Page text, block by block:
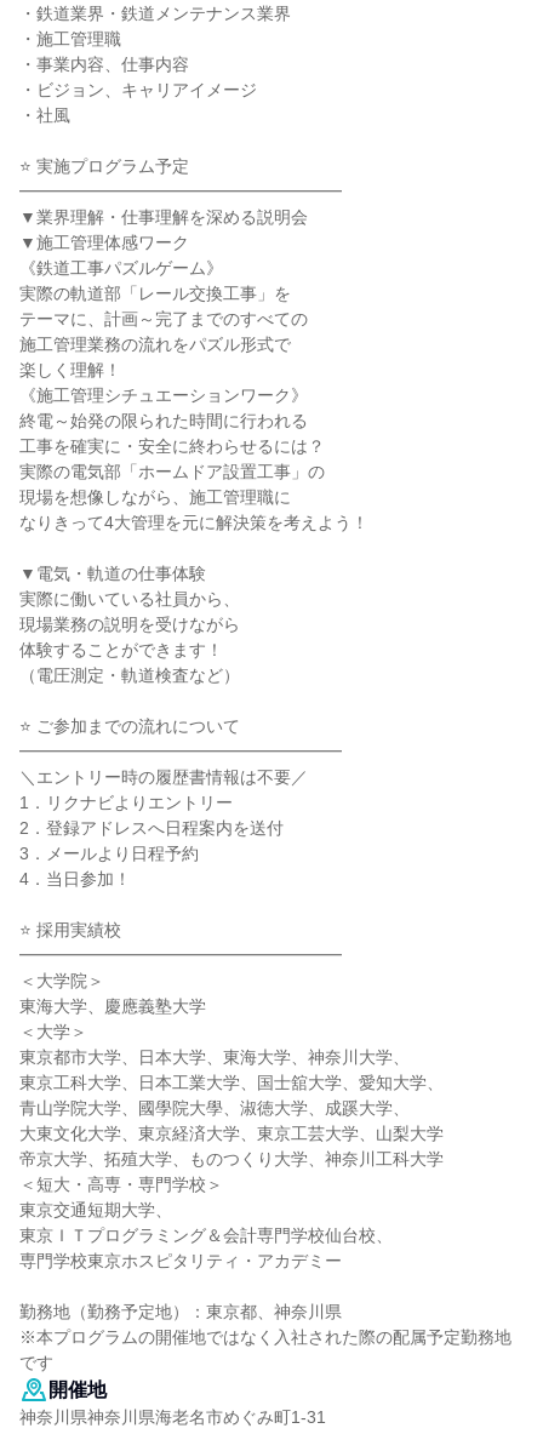
・鉄道業界・鉄道メンテナンス業界
・施工管理職
・事業内容、仕事内容
・ビジョン、キャリアイメージ
・社風
⭐ 実施プログラム予定
━━━━━━━━━━━━━━━━━━━
▼業界理解・仕事理解を深める説明会
▼施工管理体感ワーク
《鉄道工事パズルゲーム》
実際の軌道部「レール交換工事」を
テーマに、計画～完了までのすべての
施工管理業務の流れをパズル形式で
楽しく理解！
《施工管理シチュエーションワーク》
終電～始発の限られた時間に行われる
工事を確実に・安全に終わらせるには？
実際の電気部「ホームドア設置工事」の
現場を想像しながら、施工管理職に
なりきって4大管理を元に解決策を考えよう！
▼電気・軌道の仕事体験
実際に働いている社員から、
現場業務の説明を受けながら
体験することができます！
（電圧測定・軌道検査など）
⭐ ご参加までの流れについて
━━━━━━━━━━━━━━━━━━━
＼エントリー時の履歴書情報は不要／
1．リクナビよりエントリー
2．登録アドレスへ日程案内を送付
3．メールより日程予約
4．当日参加！
⭐ 採用実績校
━━━━━━━━━━━━━━━━━━━
＜大学院＞
東海大学、慶應義塾大学
＜大学＞
東京都市大学、日本大学、東海大学、神奈川大学、
東京工科大学、日本工業大学、国士舘大学、愛知大学、
青山学院大学、國學院大學、淑徳大学、成蹊大学、
大東文化大学、東京経済大学、東京工芸大学、山梨大学
帝京大学、拓殖大学、ものつくり大学、神奈川工科大学
＜短大・高専・専門学校＞
東京交通短期大学、
東京ＩＴプログラミング＆会計専門学校仙台校、
専門学校東京ホスピタリティ・アカデミー
勤務地（勤務予定地）：東京都、神奈川県
※本プログラムの開催地ではなく入社された際の配属予定勤務地
です
開催地
神奈川県神奈川県海老名市めぐみ町1-31